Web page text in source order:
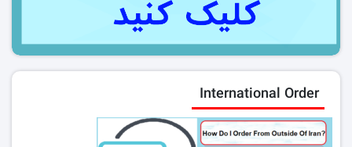
International Order